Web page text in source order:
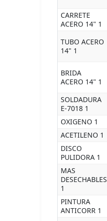
CARRETE
ACERO 14" 1
TUBO ACERO
14" 1
BRIDA
ACERO 14" 1
SOLDADURA
E-7018 1
OXIGENO 1
ACETILENO 1
DISCO
PULIDORA 1
MAS
DESECHABLES
1
PINTURA
ANTICORR 1